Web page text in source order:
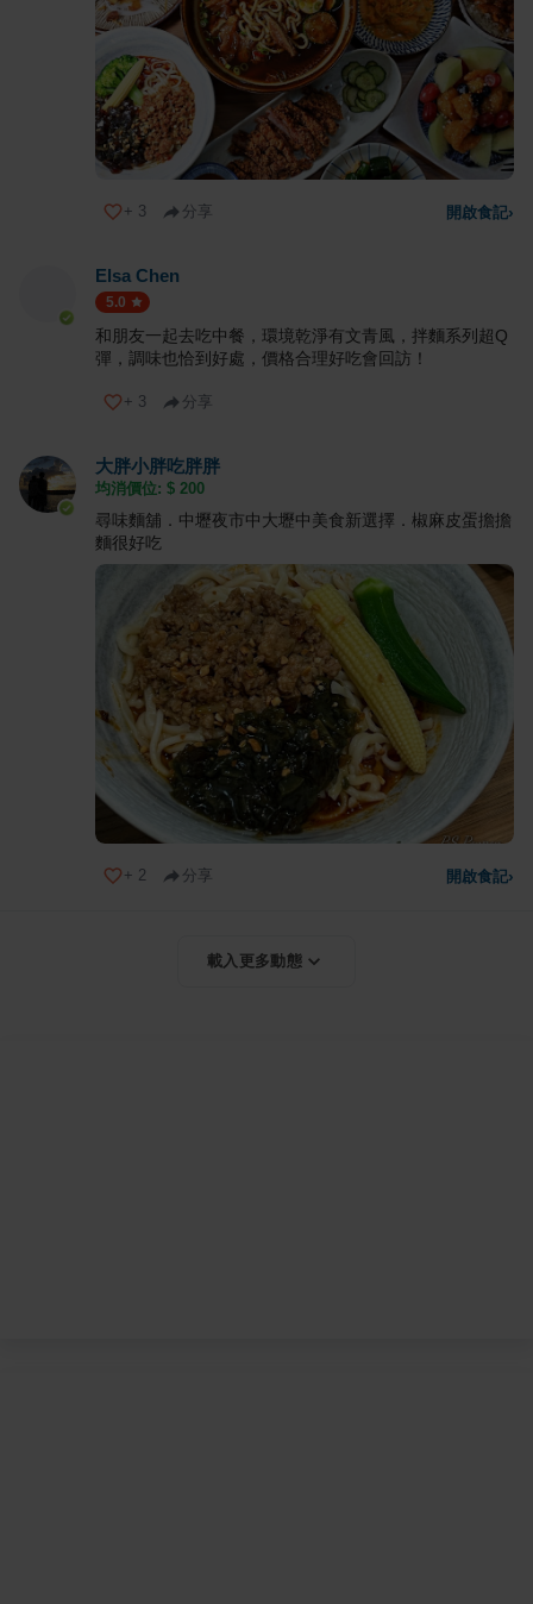
+ 3 分享 開啟食記›
Elsa Chen
5.0
和朋友一起去吃中餐，環境乾淨有文青風，拌麵系列超Q
彈，調味也恰到好處，價格合理好吃會回訪！
+ 3 分享
大胖小胖吃胖胖
均消價位: $ 200
尋味麵舖．中壢夜市中大壢中美食新選擇．椒麻皮蛋擔擔
麵很好吃
+ 2 分享 開啟食記›
載入更多動態